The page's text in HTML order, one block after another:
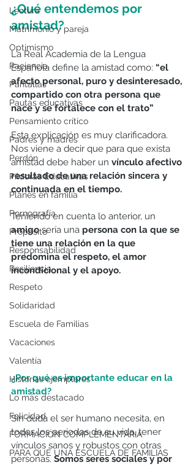
Lectura
Matrimonio y pareja
Optimismo
Paciencia
Pantallas
Pautas educativas
Pensamiento crítico
Padres y madres
Perdón
Píldoras Educativas
Planes en familia
Pornografía
Propósito
Responsabilidad
Resiliencia
Respeto
Solidaridad
Escuela de Familias
Vacaciones
Valentía
Historias ejemplares
Lo más destacado
Felicidad
FORMACIÓN COMPLEMENTARIA
PARA QUÉ UNA ESCUELA DE FAMILIAS
¿Qué entendemos por
amistad?
La Real Academia de la Lengua
Española define la amistad como: “el
afecto personal, puro y desinteresado,
compartido con otra persona que
nace y se fortalece con el trato”
Esta explicación es muy clarificadora.
Nos viene a decir que para que exista
amistad debe haber un vínculo afectivo
resultado de una relación sincera y
continuada en el tiempo.
Teniendo en cuenta lo anterior, un
amigo sería una persona con la que se
tiene una relación en la que
predomina el respeto, el amor
incondicional y el apoyo.
¿Por qué es importante educar en la
amistad?
Sin duda el ser humano necesita, en
todos los periodos de su vida, tener
vínculos sanos y robustos con otras
personas. Somos seres sociales y por